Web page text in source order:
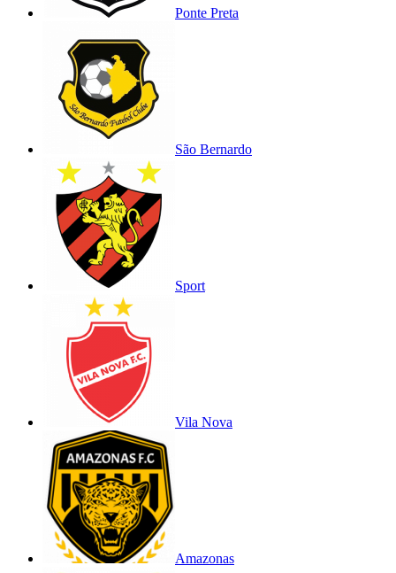
Ponte Preta
São Bernardo
Sport
Vila Nova
Amazonas